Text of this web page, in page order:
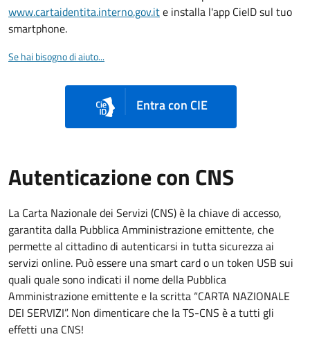
www.cartaidentita.interno.gov.ite installa l'app CieID sul tuo
smartphone.
Se hai bisogno di aiuto...
Entra con CIE
Autenticazione con CNS
La Carta Nazionale dei Servizi (CNS) è la chiave di accesso,
garantita dalla Pubblica Amministrazione emittente, che
permette al cittadino di autenticarsi in tutta sicurezza ai
servizi online. Può essere una smart card o un token USB sui
quali quale sono indicati il nome della Pubblica
Amministrazione emittente e la scritta “CARTA NAZIONALE
DEI SERVIZI”. Non dimenticare che la TS-CNS è a tutti gli
effetti una CNS!